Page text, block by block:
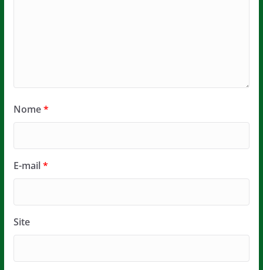
Nome*
E-mail*
Site